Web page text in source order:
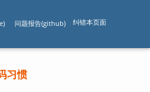
问题报告(github) 纠错本页面
习惯